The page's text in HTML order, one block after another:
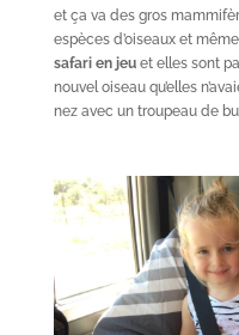
et ça va des gros
espèces d’oiseaux et
safari en jeuet elles sont
nouvel oiseau qu’elles
nez avec un troupeau de